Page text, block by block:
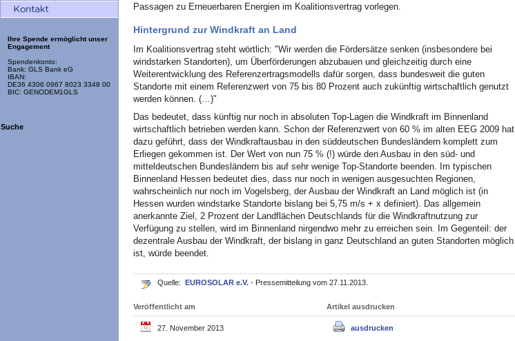
Ihre Spende ermöglicht unser
Engagement
Spendenkonto:
Bank: GLS Bank eG
IBAN:
DE36 4306 0967 8023 3348 00
BIC: GENODEM1GLS
Suche
Passagen zu Erneuerbaren Energien im Koalitionsvertrag vorlegen.
Hintergrund zur Windkraft an Land
Im Koalitionsvertrag steht wörtlich: "Wir werden die Fördersätze senken (insbesondere bei
windstarken Standorten), um Überförderungen abzubauen und gleichzeitig durch eine
Weiterentwicklung des Referenzertragsmodells dafür sorgen, dass bundesweit die guten
Standorte mit einem Referenzwert von 75 bis 80 Prozent auch zukünftig wirtschaftlich genutzt
werden können. (…)"
Das bedeutet, dass künftig nur noch in absoluten Top-Lagen die Windkraft im Binnenland
wirtschaftlich betrieben werden kann. Schon der Referenzwert von 60 % im alten EEG 2009 hat
dazu geführt, dass der Windkraftausbau in den süddeutschen Bundesländern komplett zum
Erliegen gekommen ist. Der Wert von nun 75 % (!) würde den Ausbau in den süd- und
mitteldeutschen Bundesländern bis auf sehr wenige Top-Standorte beenden. Im typischen
Binnenland Hessen bedeutet dies, dass nur noch in wenigen ausgesuchten Regionen,
wahrscheinlich nur noch im Vogelsberg, der Ausbau der Windkraft an Land möglich ist (in
Hessen wurden windstarke Standorte bislang bei 5,75 m/s + x definiert). Das allgemein
anerkannte Ziel, 2 Prozent der Landflächen Deutschlands für die Windkraftnutzung zur
Verfügung zu stellen, wird im Binnenland nirgendwo mehr zu erreichen sein. Im Gegenteil: der
dezentrale Ausbau der Windkraft, der bislang in ganz Deutschland an guten Standorten möglich
ist, würde beendet.
Quelle: EUROSOLAR e.V. - Pressemitteilung vom 27.11.2013.
Veröffentlicht am
27. November 2013
Artikel ausdrucken
ausdrucken